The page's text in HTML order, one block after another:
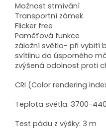
Možnost stmívání
Transportní zámek
Flicker free
Paměťová funkce
záložní světlo- při vybití
svítilnu do úsporného
zvýšená odolnost proti
CRI (Color rendering
Teplota světla. 3700-
Test pádu z výšky: 3 m